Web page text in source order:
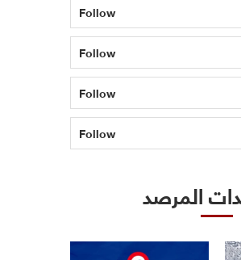
Follow
Follow
Follow
Follow
المرصد